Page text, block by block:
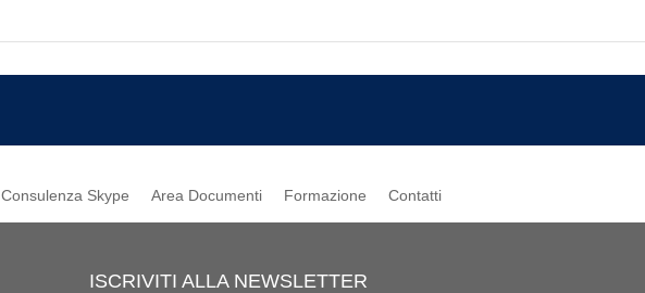
Consulenza Skype Area Documenti Formazione Contatti
ISCRIVITI ALLA NEWSLETTER